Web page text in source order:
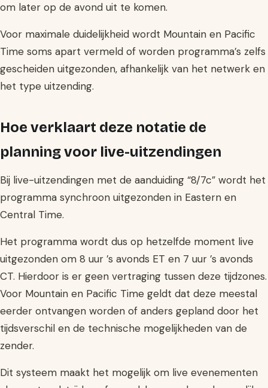
om later op de avond uit te komen.
Voor maximale duidelijkheid wordt Mountain en Pacific
Time soms apart vermeld of worden programma’s zelfs
gescheiden uitgezonden, afhankelijk van het netwerk en
het type uitzending.
Hoe verklaart deze notatie de
planning voor live-uitzendingen
Bij live-uitzendingen met de aanduiding “8/7c” wordt het
programma synchroon uitgezonden in Eastern en
Central Time.
Het programma wordt dus op hetzelfde moment live
uitgezonden om 8 uur ’s avonds ET en 7 uur ’s avonds
CT. Hierdoor is er geen vertraging tussen deze tijdzones.
Voor Mountain en Pacific Time geldt dat deze meestal
eerder ontvangen worden of anders gepland door het
tijdsverschil en de technische mogelijkheden van de
zender.
Dit systeem maakt het mogelijk om live evenementen